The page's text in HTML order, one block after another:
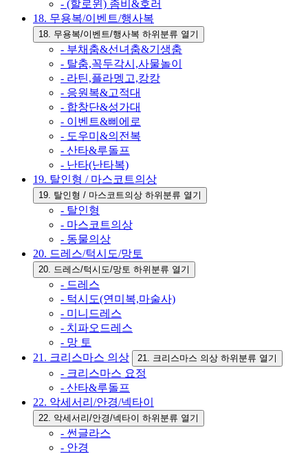
- (할로윈) 좀비&호러
18. 무용복/이벤트/행사복
18. 무용복/이벤트/행사복 하위분류 열기
- 부채춤&선녀춤&기생춤
- 탈춤,꼭두각시,사물놀이
- 라틴,플라멩고,캉캉
- 응원복&고적대
- 합창단&성가대
- 이벤트&삐에로
- 도우미&의전복
- 산타&루돌프
- 난타(난타복)
19. 탈인형 / 마스코트의상
19. 탈인형 / 마스코트의상 하위분류 열기
- 탈인형
- 마스코트의상
- 동물의상
20. 드레스/턱시도/망토
20. 드레스/턱시도/망토 하위분류 열기
- 드레스
- 턱시도(연미복,마술사)
- 미니드레스
- 치파오드레스
- 망 토
21. 크리스마스 의상
21. 크리스마스 의상 하위분류 열기
- 크리스마스 요정
- 산타&루돌프
22. 악세서리/안경/넥타이
22. 악세서리/안경/넥타이 하위분류 열기
- 썬글라스
- 안경